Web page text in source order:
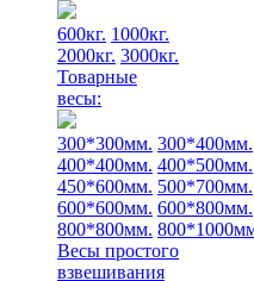
600кг. 1000кг.
2000кг. 3000кг.
Товарные
весы:
300*300мм. 300*400мм.
400*400мм. 400*500мм.
450*600мм. 500*700мм.
600*600мм. 600*800мм.
800*800мм.
Весы простого
взвешивания